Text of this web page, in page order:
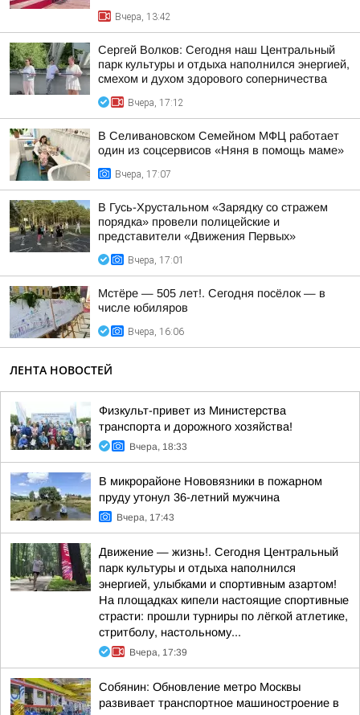
Вчера, 13:42
Сергей Волков: Сегодня наш Центральный
парк культуры и отдыха наполнился энергией,
смехом и духом здорового соперничества
Вчера, 17:12
В Селивановском Семейном МФЦ работает
один из соцсервисов «Няня в помощь маме»
Вчера, 17:07
В Гусь-Хрустальном «Зарядку со стражем
порядка» провели полицейские и
представители «Движения Первых»
Вчера, 17:01
Мстёре — 505 лет!. Сегодня посёлок — в
числе юбиляров
Вчера, 16:06
ЛЕНТА НОВОСТЕЙ
Физкульт-привет из Министерства
транспорта и дорожного хозяйства!
Вчера, 18:33
В микрорайоне Нововязники в пожарном
пруду утонул 36-летний мужчина
Вчера, 17:43
Движение — жизнь!. Сегодня Центральный
парк культуры и отдыха наполнился
энергией, улыбками и спортивным азартом!
На площадках кипели настоящие спортивные
страсти: прошли турниры по лёгкой атлетике,
стритболу, настольному...
Вчера, 17:39
Собянин: Обновление метро Москвы
развивает транспортное машиностроение в